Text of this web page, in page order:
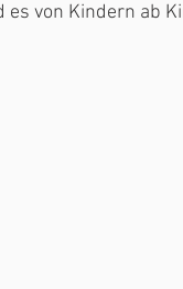
von Kindern ab